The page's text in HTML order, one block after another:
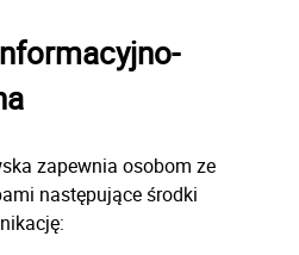
zapewnia osobom ze
następujące środki